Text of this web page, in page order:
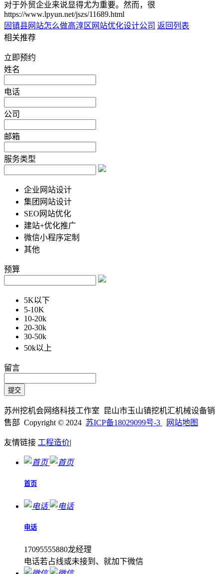
对于外贸企业来说显得尤为重要。然而，很
https://www.lpyun.net/jszs/11689.html
固镇县网站怎么做高淳区网站优化设计公司 返回列表
相关推荐
立即预约
姓名
电话
公司
邮箱
服务类型
企业网站设计
集团网站设计
SEO网站优化
建站+优化推广
微信小程序定制
其他
预算
5K以下
5-10K
10-20k
20-30k
30-50k
50k以上
留言
苏州挖机会网络科技工作室 昆山市玉山镇挖机汇机械设备销
售部 Copyright © 2024 苏ICP备18029099号-3 网站地图
友情链接 工程造价|
首页
电话
17095555880龙经理
电话若占线或未接到、就加下微信